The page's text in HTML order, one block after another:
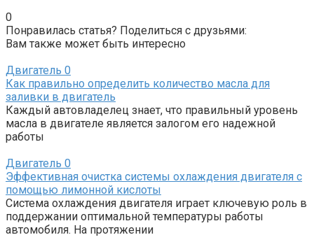
0
Понравилась статья? Поделиться с друзьями:
Вам также может быть интересно
Двигатель 0
Как правильно определить количество масла для
заливки в двигатель
Каждый автовладелец знает, что правильный уровень
масла в двигателе является залогом его надежной
работы
Двигатель 0
Эффективная очистка системы охлаждения двигателя с
помощью лимонной кислоты
Система охлаждения двигателя играет ключевую роль в
поддержании оптимальной температуры работы
автомобиля. На протяжении